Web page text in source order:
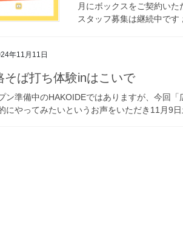
月にボックスをご契約い
スタッフ募集は継続中で
年11月11日
そば打ち体験inはこいで
ン準備中のHAKOIDEではありますが、今回
にやってみたいというお声をいただき11月9